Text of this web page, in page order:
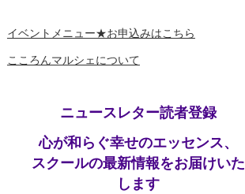
イベントメニュー★お申込みはこちら
こころんマルシェについて
ニュースレター読者登録
心が和らぐ幸せのエッセンス、
スクールの最新情報をお届けいた
します